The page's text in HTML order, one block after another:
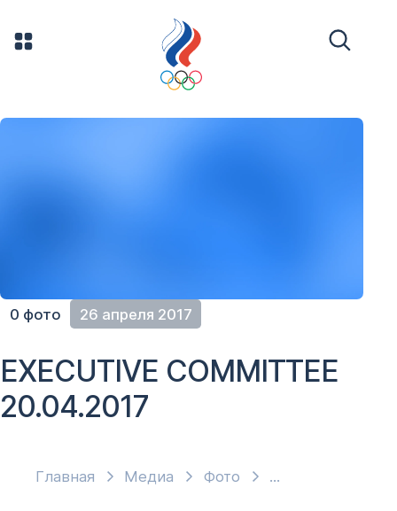
0 фото 26 апреля 2017
Главная Медиа Фото
EXECUTIVE COMMITTEE
20.04.2017